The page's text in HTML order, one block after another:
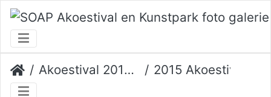
Akoestival 2015 Erik Veerman 2015 Akoestival 043